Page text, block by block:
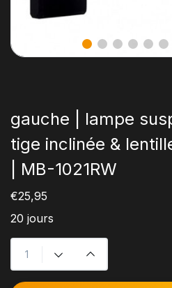
gauche | lampe
tige inclinée &
| MB-1021RW
€25,95
20 jours